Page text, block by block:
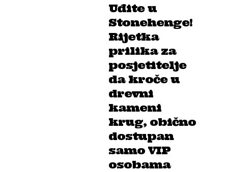
Uđite u
Stonehenge!
Rijetka
prilika za
posjetitelje
da kroče u
drevni
kameni
krug, obično
dostupan
samo VIP
osobama